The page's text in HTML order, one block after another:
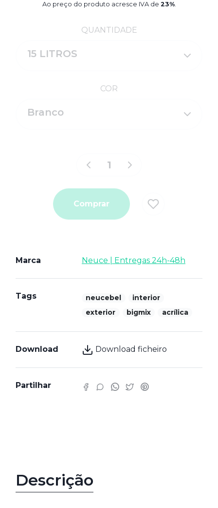
Ao preço do produto acresce IVA de 23%.
QUANTIDADE
15 LITROS
COR
Branco
Comprar
Marca Neuce | Entregas 24h-48h
Tags neucebel
interior
exterior
bigmix acrílica
Download Download ficheiro
Partilhar
Descrição